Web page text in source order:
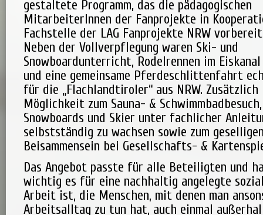
gestaltete Programm, das die pädagogischen
MitarbeiterInnen der Fanprojekte in
Fachstelle der LAG Fanprojekte NRW
Neben der Vollverpflegung waren Ski- und
Snowboardunterricht, Rodelrennen im
und eine gemeinsame Pferdeschlittenfahrt
für die „Flachlandtiroler“ aus NRW.
Möglichkeit zum Sauna- &
Snowboards und Skier unter fachlicher
selbstständig zu wachsen sowie zum
Beisammensein bei Gesellschafts- &
Das Angebot passte für alle Beteiligten und
wichtig es für eine nachhaltig angelegte
Arbeit ist, die Menschen, mit denen man
Arbeitsalltag zu tun hat, auch einmal